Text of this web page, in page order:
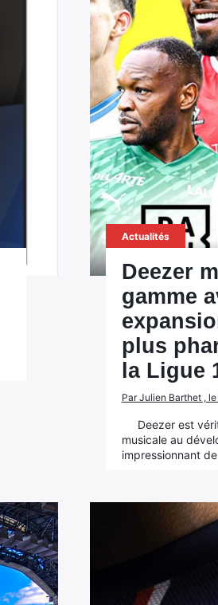
Actualités
Deezer
gamme
plus
la Ligue
Par Julien Barthet ,
Deezer est
musicale au
impressionnant